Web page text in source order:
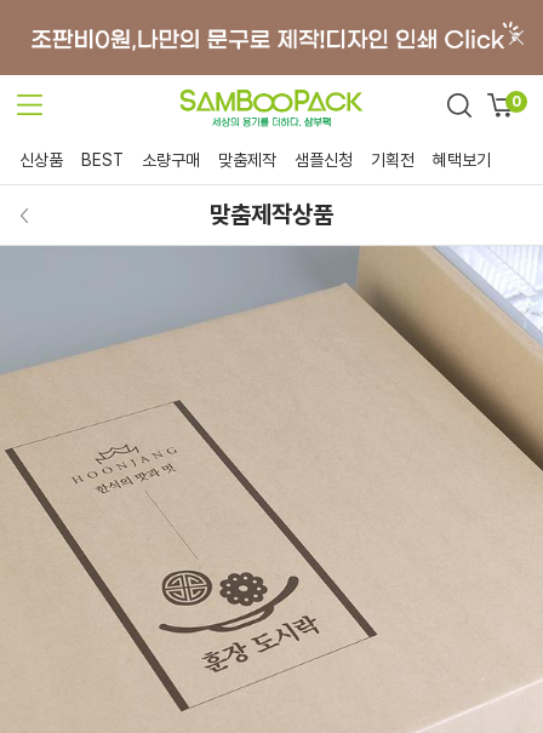
0
신상품 BEST 소량구매 맞춤제작 샘플신청 기획전 혜택보기
맞춤제작상품